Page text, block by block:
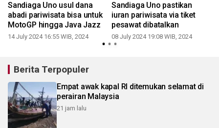
Sandiaga Uno usul dana
abadi pariwisata bisa untuk
MotoGP hingga Java Jazz
14 July 2024 16:55 WIB, 2024
Sandiaga Uno pastikan
iuran pariwisata via tiket
pesawat dibatalkan
08 July 2024 19:08 WIB, 2024
Berita Terpopuler
Empat awak kapal RI ditemukan selamat di
perairan Malaysia
21 jam lalu